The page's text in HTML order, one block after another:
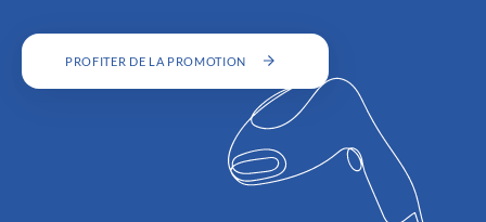
PROFITER DE LA PROMOTION